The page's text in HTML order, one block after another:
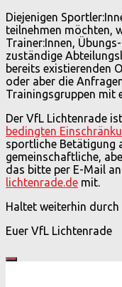
Diejenigen
teilnehmen möchten,
Trainer:Innen,
zuständige
bereits existierenden
oder aber die
Trainingsgruppen mit
Der VfL Lichtenrade
bedingten
sportliche Betätigung
gemeinschaftliche,
das bitte per E-Mail an
lichtenrade.de mit.
Haltet weiterhin
Euer VfL Lichtenrade